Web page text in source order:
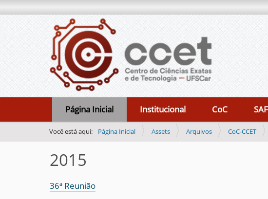
Página Inicial Institucional CoC
Você está aqui: Página Inicial Assets Arquivos CoC-CCET
2015
36ª Reunião